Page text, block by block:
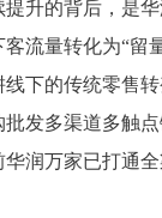
的背后，是华
流量转化为“留
下的传统零售
批发多渠道多触
润万家已打通